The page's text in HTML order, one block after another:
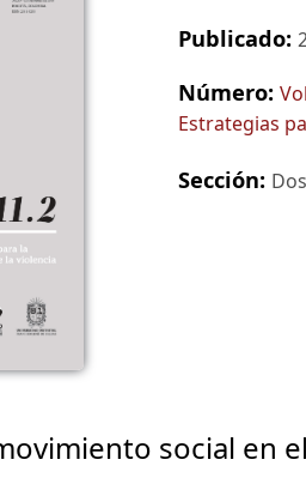
Publicado:
Número:
Estrategias
Sección:
social en